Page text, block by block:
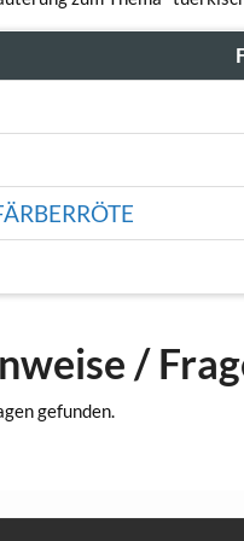
/
gefunden.